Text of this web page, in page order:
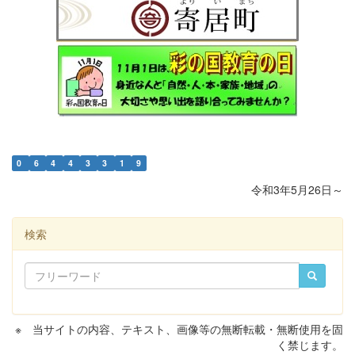
0 6 4 4 3 3 1 9
令和3年5月26日～
検索
※ 当サイトの内容、テキスト、画像等の無断転載・無断使用を固
く禁じます。